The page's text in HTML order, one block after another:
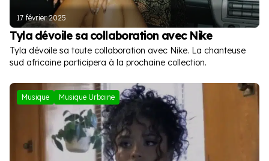
17 février 2025
Tyla dévoile sa collaboration avec Nike
Tyla dévoile sa toute collaboration avec Nike. La chanteuse
sud africaine participera à la prochaine collection.
Musique Musique Urbaine